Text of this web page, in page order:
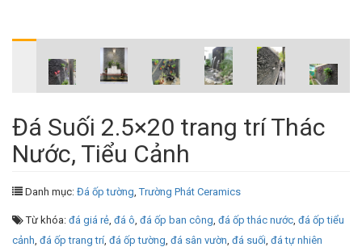
Đá Suối 2.5×20 trang trí Thác
Nước, Tiểu Cảnh
Danh mục: Đá ốp tường,Trường Phát Ceramics
Từ khóa: đá giá rẻ, đá ô, đá ốp ban công, đá ốp thác nước, đá ốp tiểu
cảnh, đá ốp trang trí, đá ốp tường, đá sân vườn, đá suối, đá tự nhiên